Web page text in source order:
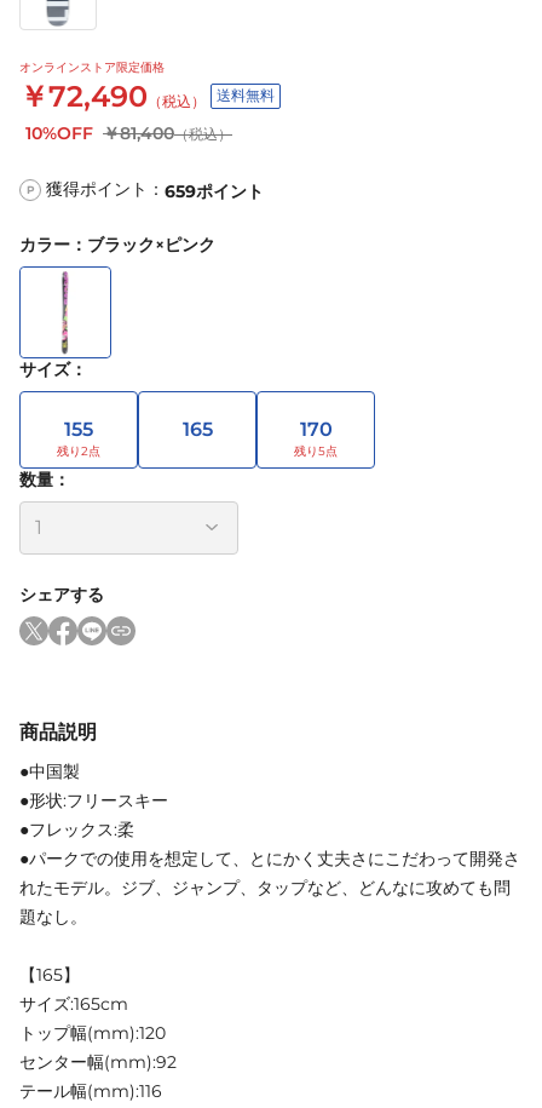
オンラインストア限定価格
￥72,490 （税込） 送料無料
10%OFF ￥81,400（税込）
P 獲得ポイント： 659ポイント
カラー ： ブラック×ピンク
サイズ：
155 165 170
数量：
シェアする
商品説明
●中国製
●形状:フリースキー
●フレックス:柔
●パークでの使用を想定して、とにかく丈夫さにこだわって開発さ
れたモデル。ジブ、ジャンプ、タップなど、どんなに攻めても問
題なし。
【165】
サイズ:165cm
トップ幅(mm):120
センター幅(mm):92
テール幅(mm):116